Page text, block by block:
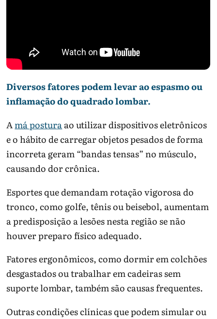
Diversos fatores podem levar ao espasmo ou
inflamação do quadrado lombar.
Amá posturaao utilizar dispositivos eletrônicos
e o hábito de carregar objetos pesados de forma
incorreta geram “bandas tensas” no músculo,
causando dor crônica.
Esportes que demandam rotação vigorosa do
tronco, como golfe, tênis ou beisebol, aumentam
a predisposição a lesões nesta região se não
houver preparo físico adequado.
Fatores ergonômicos, como dormir em colchões
desgastados ou trabalhar em cadeiras sem
suporte lombar, também são causas frequentes.
Outras condições clínicas que podem simular ou